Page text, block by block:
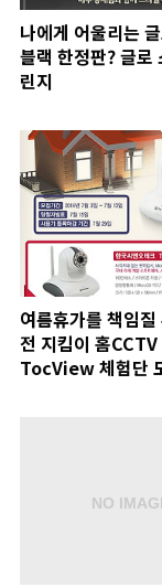
나에게 어울리는
블랙 한정판? 글로
린지
여름휴가를 책임
전 지킴이 홈
TocView 체험단